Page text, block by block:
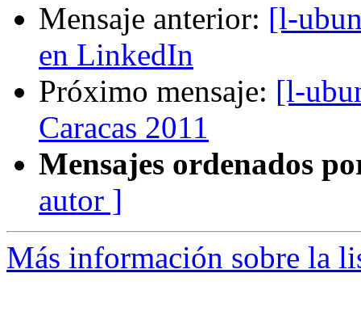
Mensaje anterior: [l-
en LinkedIn
Próximo mensaje: [l-
Caracas 2011
Mensajes ordenados
autor ]
Más información sobre la